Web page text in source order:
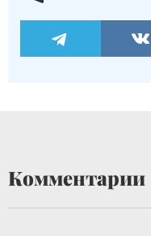
Комментарии